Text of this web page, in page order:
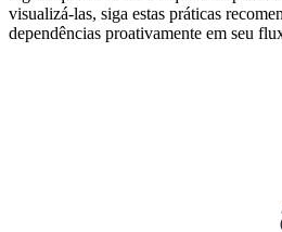
visualizá-las, siga estas práticas
dependências proativamente em seu